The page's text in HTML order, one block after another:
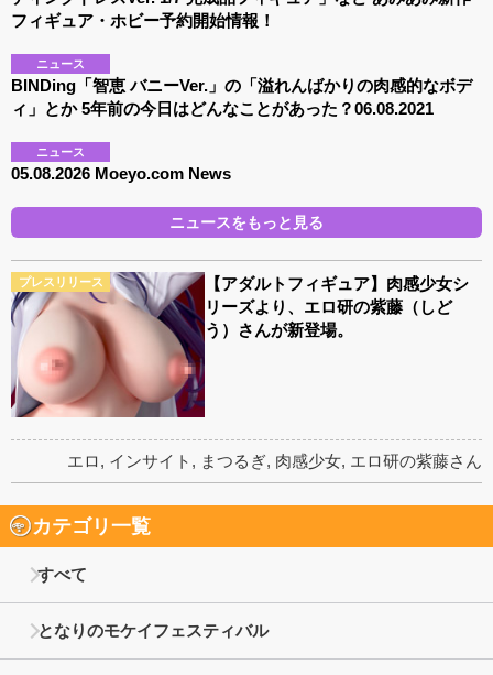
フィギュア・ホビー予約開始情報！
ニュース
BINDing「智恵 バニーVer.」の「溢れんばかりの肉感的なボデ
ィ」とか 5年前の今日はどんなことがあった？06.08.2021
ニュース
05.08.2026 Moeyo.com News
ニュースをもっと見る
プレスリリース
【アダルトフィギュア】肉感少女シ
リーズより、エロ研の紫藤（しど
う）さんが新登場。
エロ, インサイト , まつるぎ, 肉感少女, エロ研の紫藤さん
カテゴリ一覧
すべて
となりのモケイフェスティバル